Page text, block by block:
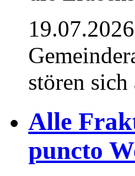
19.07.2026
stören sich
Alle
puncto